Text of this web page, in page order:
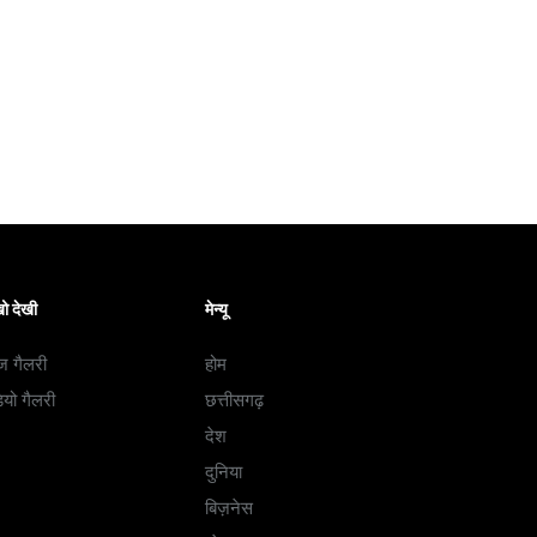
देखी
गैलरी
गैलरी
मेन्यू
होम
छत्तीसगढ़
देश
दुनिया
बिज़नेस